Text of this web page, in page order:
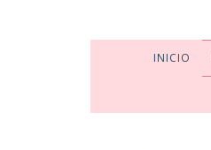
INICIO